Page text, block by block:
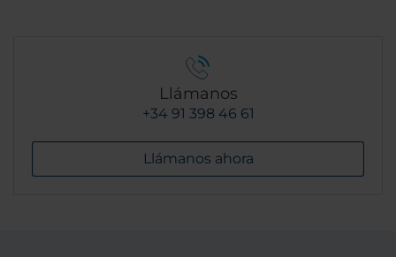
Llámanos
+34 91 398 46 61
Llámanos ahora